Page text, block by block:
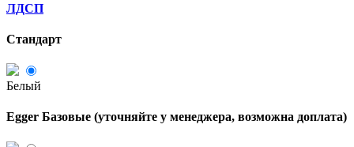
ЛДСП
Стандарт
Белый
Egger Базовые (уточняйте у менеджера, возможна доплата)